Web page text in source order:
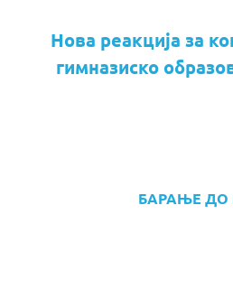
Нова реакција за
гимназиско
БАРАЊЕ